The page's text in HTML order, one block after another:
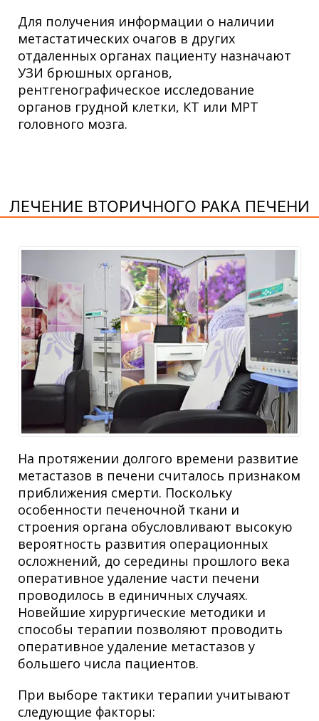
Для получения информации о наличии
метастатических очагов в других
отдаленных органах пациенту назначают
УЗИ брюшных органов,
рентгенографическое исследование
органов грудной клетки, КТ или МРТ
головного мозга.
ЛЕЧЕНИЕ ВТОРИЧНОГО РАКА ПЕЧЕНИ
На протяжении долгого времени развитие
метастазов в печени считалось признаком
приближения смерти. Поскольку
особенности печеночной ткани и
строения органа обусловливают высокую
вероятность развития операционных
осложнений, до середины прошлого века
оперативное удаление части печени
проводилось в единичных случаях.
Новейшие хирургические методики и
способы терапии позволяют проводить
оперативное удаление метастазов у
большего числа пациентов.
При выборе тактики терапии учитывают
следующие факторы: